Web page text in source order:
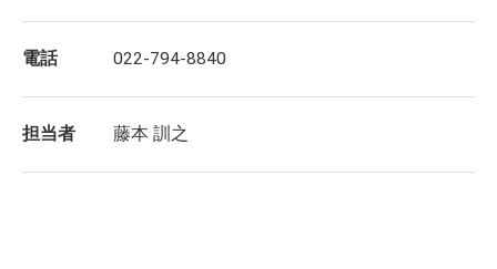
電話 022-794-8840
担当者 藤本 訓之